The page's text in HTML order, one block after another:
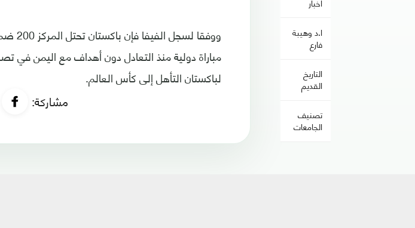
ا.د وهيبة
فارع
التاريخ
القديم
تصنيف
الجامعات
لباكستان التأهل إلى كأس العالم.
مشاركة: